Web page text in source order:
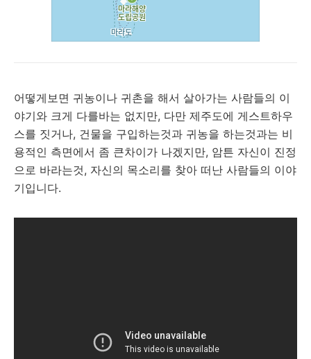
어떻게보면 귀농이나 귀촌을 해서 살아가는 사람들의 이
야기와 크게 다를바는 없지만, 다만 제주도에 게스트하우
스를 짓거나, 건물을 구입하는것과 귀농을 하는것과는 비
용적인 측면에서 좀 큰차이가 나겠지만, 암튼 자신이 진정
으로 바라는것, 자신의 목소리를 찾아 떠난 사람들의 이야
기입니다.